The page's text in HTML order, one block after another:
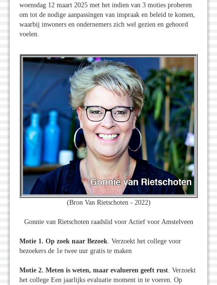
woensdag 12 maart 2025 met het indien van 3 moties proberen
om tot de nodige aanpassingen van inspraak en beleid te komen,
waarbij inwoners en ondernemers zich wel gezien en gehoord
voelen.
(Bron Van Rietschoten - 2022)
Gonnie van Rietschoten raadslid voor Actief voor Amstelveen
Motie 1. Op zoek naar Bezoek . Verzoekt het college voor
bezoekers de 1e twee uur gratis te maken
Motie 2. Meten is weten, maar evalueren geeft rust . Verzoekt
het college Een jaarlijks evaluatie moment in te voeren. Op